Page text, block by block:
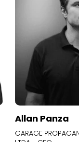
Allan Panza
GARAGE